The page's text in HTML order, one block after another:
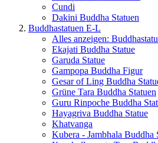
Cundi
Dakini Buddha Statuen
Buddhastatuen E-L
Alles anzeigen:
Ekajati Buddha Statue
Garuda Statue
Gampopa Buddha Figur
Gesar of Ling Buddha
Grüne Tara Buddha Statuen
Guru Rinpoche Buddha
Hayagriva Buddha Statue
Khatvanga
Kubera - Jambhala Buddha